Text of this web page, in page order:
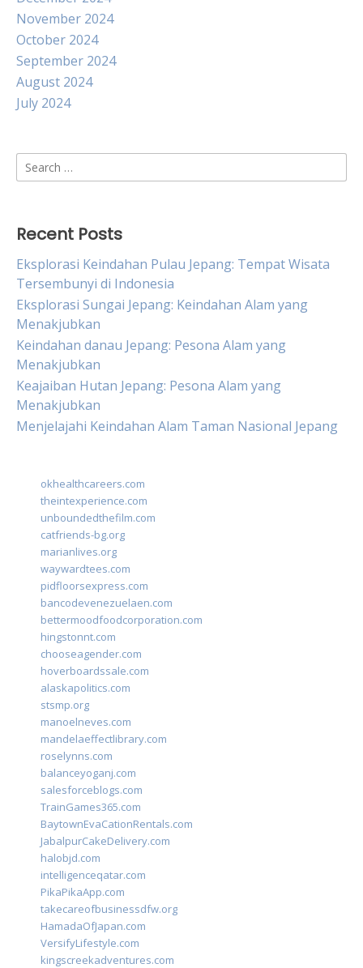
November 2024
October 2024
September 2024
August 2024
July 2024
Search
for:
Recent Posts
Eksplorasi Keindahan Pulau Jepang: Tempat Wisata
Tersembunyi di Indonesia
Eksplorasi Sungai Jepang: Keindahan Alam yang
Menakjubkan
Keindahan danau Jepang: Pesona Alam yang
Menakjubkan
Keajaiban Hutan Jepang: Pesona Alam yang
Menakjubkan
Menjelajahi Keindahan Alam Taman Nasional Jepang
okhealthcareers.com
theintexperience.com
unboundedthefilm.com
catfriends-bg.org
marianlives.org
waywardtees.com
pidfloorsexpress.com
bancodevenezuelaen.com
bettermoodfoodcorporation.com
hingstonnt.com
chooseagender.com
hoverboardssale.com
alaskapolitics.com
stsmp.org
manoelneves.com
mandelaeffectlibrary.com
roselynns.com
balanceyoganj.com
salesforceblogs.com
TrainGames365.com
BaytownEvaCationRentals.com
JabalpurCakeDelivery.com
halobjd.com
intelligenceqatar.com
PikaPikaApp.com
takecareofbusinessdfw.org
HamadaOfJapan.com
VersifyLifestyle.com
kingscreekadventures.com